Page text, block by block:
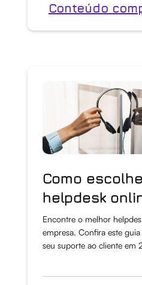
Conteúdo
Como
helpdesk
Encontre o melhor
empresa. Confira este
seu suporte ao cliente em